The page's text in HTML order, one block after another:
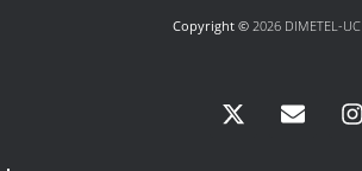
Copyright © 2026 DIMETEL-UC